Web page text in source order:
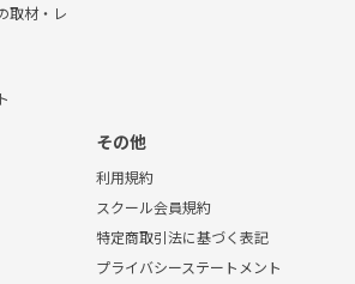
取材・レ
その他
利用規約
スクール会員規約
特定商取引法に基づく表記
プライバシーステートメント